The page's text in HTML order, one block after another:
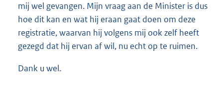
mij wel gevangen. Mijn vraag aan de Minister is dus
hoe dit kan en wat hij eraan gaat doen om deze
registratie, waarvan hij volgens mij ook zelf heeft
gezegd dat hij ervan af wil, nu echt op te ruimen.
Dank u wel.